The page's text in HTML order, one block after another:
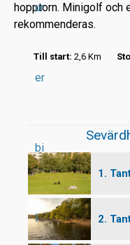
ur
er
bi
l
hopptorn. Minigolf och
rekommenderas.
Till start: 2,6 Km
1.
2.